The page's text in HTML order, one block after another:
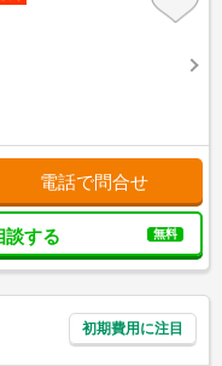
電話で問合せ
談する 無料
初期費用に注目